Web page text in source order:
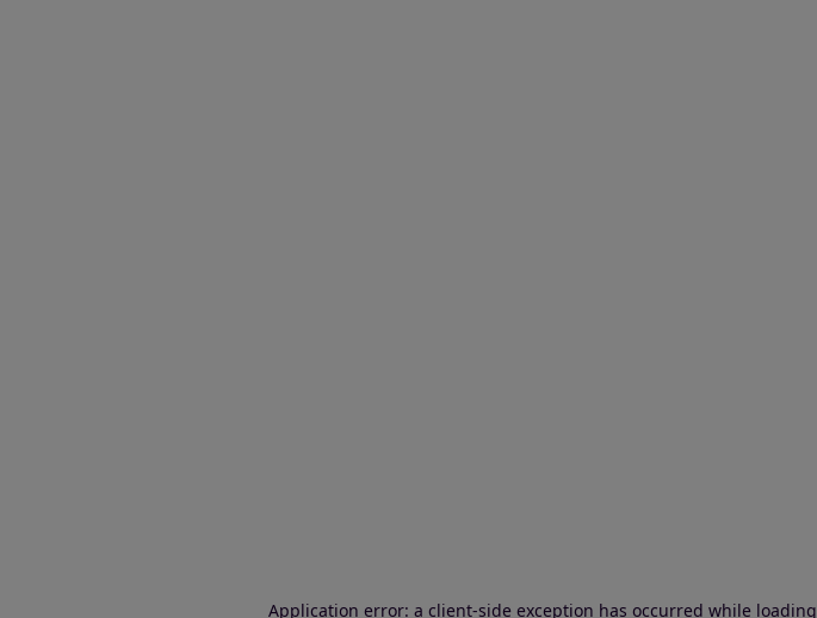
Application error: a client-side exception has occurred while loading